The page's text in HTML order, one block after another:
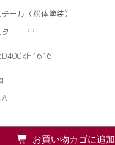
ール（粉体塗装）
ー：PP
お買い物カゴに追加